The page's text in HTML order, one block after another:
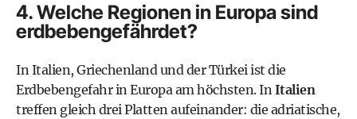
4. Welche Regionen in Europa sind
erdbebengefährdet?
In Italien, Griechenland und der Türkei ist die
Erdbebengefahr in Europa am höchsten. InItalien
treffen gleich drei Platten aufeinander: die adriatische,